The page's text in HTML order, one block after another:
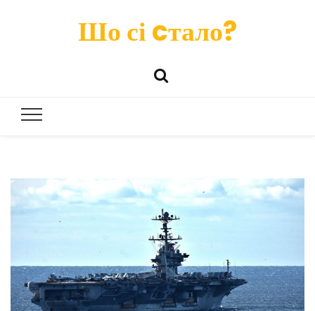
Шо сі cтало?